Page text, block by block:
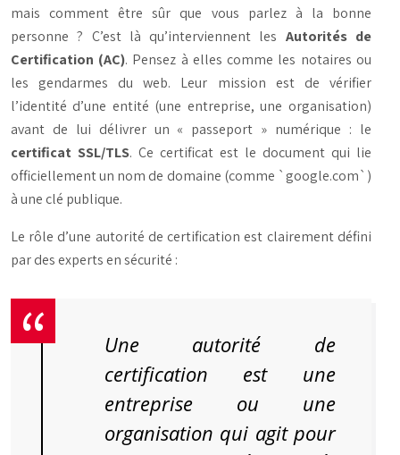
mais comment être sûr que vous parlez à la bonne
personne ? C’est là qu’interviennent les Autorités de
Certification (AC). Pensez à elles comme les notaires ou
les gendarmes du web. Leur mission est de vérifier
l’identité d’une entité (une entreprise, une organisation)
avant de lui délivrer un « passeport » numérique : le
certificat SSL/TLS. Ce certificat est le document qui lie
officiellement un nom de domaine (comme `google.com`)
à une clé publique.
Le rôle d’une autorité de certification est clairement défini
par des experts en sécurité :
Une autorité de
certification est une
entreprise ou une
organisation qui agit pour